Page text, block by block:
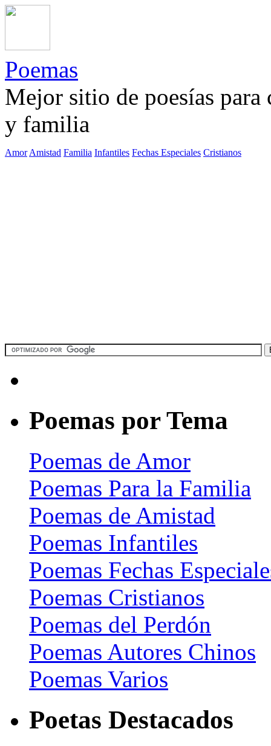
Poemas
Mejor sitio de poesías
y familia
Amor Amistad Familia Infantiles Fechas Especiales Cristianos
Poemas por Tema
Poemas de Amor
Poemas Para la Familia
Poemas de Amistad
Poemas Infantiles
Poemas Fechas
Poemas Cristianos
Poemas del Perdón
Poemas Autores Chinos
Poemas Varios
Poetas Destacados